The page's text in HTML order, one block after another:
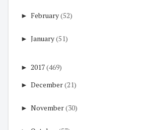
► February(52)
► January(51)
► 2017(469)
► December(21)
► November(30)